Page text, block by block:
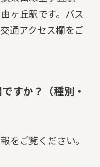
ヶ丘駅です。バス
通アクセス欄をご
すか？（種別・
をご覧ください。